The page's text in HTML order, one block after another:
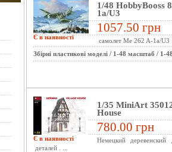
Є в наявності
1/48 HobbyBooss
1a/U3
1057.50 грн
самолет Me 262 A-1a/U3
Збірні пластикові моделі / 1-48 масштаб / 1-
Є в наявності
1/35 MiniArt
House
780.00 грн
Немецкий
деталей . ...